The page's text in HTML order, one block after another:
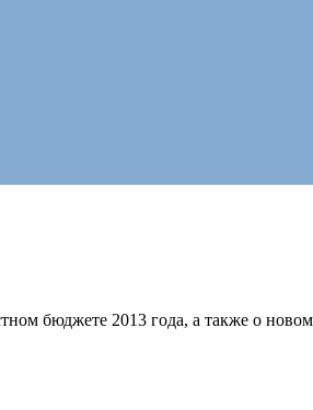
бюджете 2013 года, а также о новом